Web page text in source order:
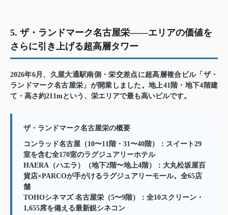
5. ザ・ランドマーク名古屋栄——エリアの価値を
さらに引き上げる超高層タワー
2026年6月、久屋大通駅南側・栄交差点に超高層複合ビル「ザ・
ランドマーク名古屋栄 」が開業しました。地上41階・地下4階建
て・高さ約211mという、栄エリアで最も高いビルです。
ザ・ランドマーク名古屋栄の概要
コンラッド名古屋 （10〜11階・31〜40階）：スイート29
室を含む全170室のラグジュアリーホテル
HAERA（ハエラ）
（地下2階〜地上4階）：大丸松坂屋百
貨店×PARCOが手がけるラグジュアリーモール。全65店
舗
TOHOシネマズ 名古屋栄 （5〜9階）：全10スクリーン・
1,655席を備える最新鋭シネコン